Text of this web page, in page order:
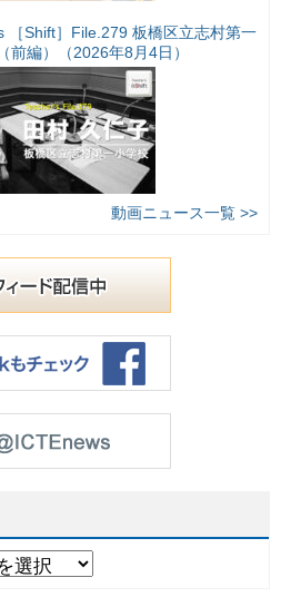
［Shift］File.279 板橋区立志村第一
前編）（2026年8月4日）
動画ニュース一覧 >>